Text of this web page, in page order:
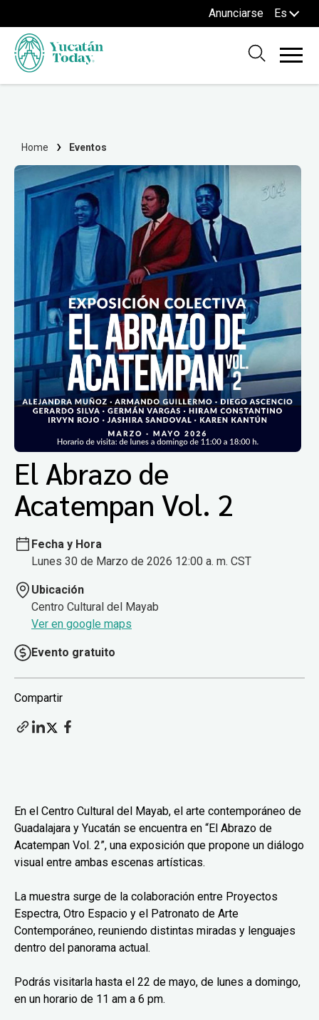
Anunciarse Es
Home Eventos
El Abrazo de
Acatempan Vol. 2
Fecha y Hora
Lunes 30 de Marzo de 2026 12:00 a. m. CST
Ubicación
Centro Cultural del Mayab
Ver en google maps
Evento gratuito
Compartir
En el Centro Cultural del Mayab, el arte contemporáneo de
Guadalajara y Yucatán se encuentra en “El Abrazo de
Acatempan Vol. 2”, una exposición que propone un diálogo
visual entre ambas escenas artísticas.
La muestra surge de la colaboración entre Proyectos
Espectra, Otro Espacio y el Patronato de Arte
Contemporáneo, reuniendo distintas miradas y lenguajes
dentro del panorama actual.
Podrás visitarla hasta el 22 de mayo, de lunes a domingo,
en un horario de 11 am a 6 pm.